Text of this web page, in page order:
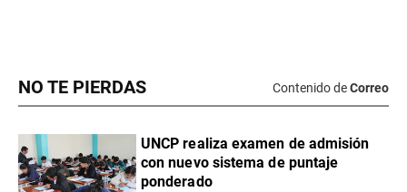
NO TE PIERDAS Contenido deCorreo
UNCP realiza examen de admisión
con nuevo sistema de puntaje
ponderado